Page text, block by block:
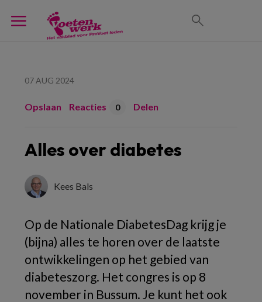
07 AUG 2024
Opslaan Reacties 0 Delen
Alles over diabetes
Kees Bals
Op de Nationale DiabetesDag krijg je
(bijna) alles te horen over de laatste
ontwikkelingen op het gebied van
diabeteszorg. Het congres is op 8
november in Bussum. Je kunt het ook